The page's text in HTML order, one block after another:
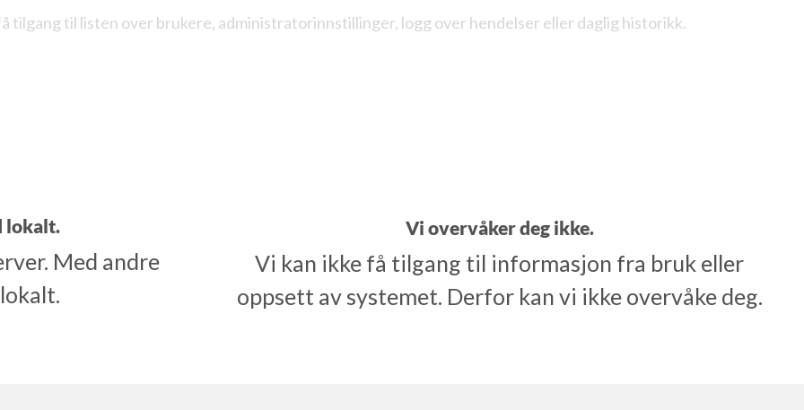
tilgang til listen over brukere, administratorinnstillinger, logg over hendelser eller daglig historikk.
lokalt.
Med andre
Vi overvåker deg ikke.
Vi kan ikke få tilgang til informasjon fra bruk eller
oppsett av systemet. Derfor kan vi ikke overvåke deg.